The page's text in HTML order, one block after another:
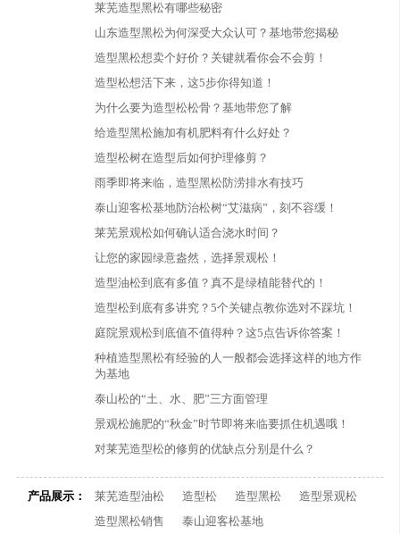
莱芜造型黑松有哪些秘密
山东造型黑松为何深受大众认可？基地带您揭秘
造型黑松想卖个好价？关键就看你会不会剪！
造型松想活下来，这5步你得知道！
为什么要为造型松松骨？基地带您了解
给造型黑松施加有机肥料有什么好处？
造型松树在造型后如何护理修剪？
雨季即将来临，造型黑松防涝排水有技巧
泰山迎客松基地防治松树“艾滋病”，刻不容缓！
莱芜景观松如何确认适合浇水时间？
让您的家园绿意盎然，选择景观松！
造型油松到底有多值？真不是绿植能替代的！
造型松到底有多讲究？5个关键点教你选对不踩坑！
庭院景观松到底值不值得种？这5点告诉你答案！
种植造型黑松有经验的人一般都会选择这样的地方作
为基地
泰山松的“土、水、肥”三方面管理
景观松施肥的“秋金”时节即将来临要抓住机遇哦！
对莱芜造型松的修剪的优缺点分别是什么？
产品展示： 莱芜造型油松 造型松 造型黑松
造型景观松
造型黑松销售
泰山迎客松基地